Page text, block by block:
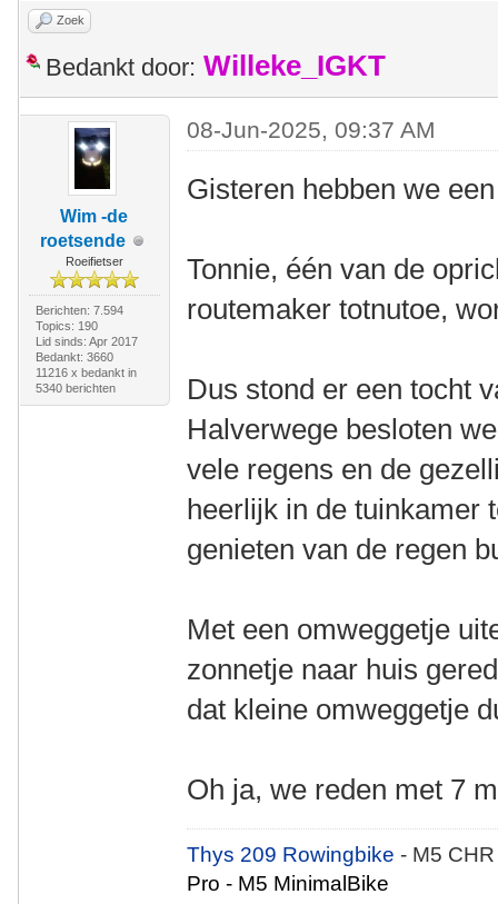
Zoek
Bedankt door: Willeke_IGKT
Wim -de
roetsende
Roeifietser
Berichten: 7.594
Topics: 190
Lid sinds: Apr 2017
Bedankt: 3660
11216 x bedankt in
5340 berichten
08-Jun-2025, 09:37 AM
Gisteren hebben we
Tonnie, één van de
routemaker totnutoe,
Dus stond er een tocht
Halverwege besloten
vele regens en de
heerlijk in de tuinkamer
genieten van de regen
Met een omweggetje
zonnetje naar huis
dat kleine omweggetje
Oh ja, we reden met 7
Thys 209 Rowingbike- M5
Pro - M5 MinimalBike